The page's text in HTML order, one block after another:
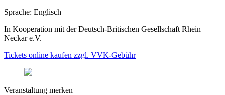
Sprache: Englisch
In Kooperation mit der Deutsch-Britischen Gesellschaft Rhein
Neckar e.V.
Tickets online kaufen zzgl. VVK-Gebühr
Veranstaltung merken